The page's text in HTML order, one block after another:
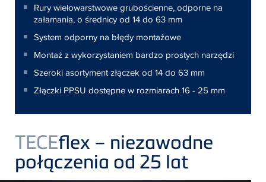
Rury wielowarstwowe grubościenne, odporne na
załamania, o średnicy od 14 do 63 mm
System odporny na błędy montażowe
Montaż z wykorzystaniem bardzo prostych narzędzi
Szeroki asortyment złączek od 14 do 63 mm
Złączki PPSU dostępne w rozmiarach 16 - 25 mm
TECEflex – niezawodne
połączenia od 25 lat